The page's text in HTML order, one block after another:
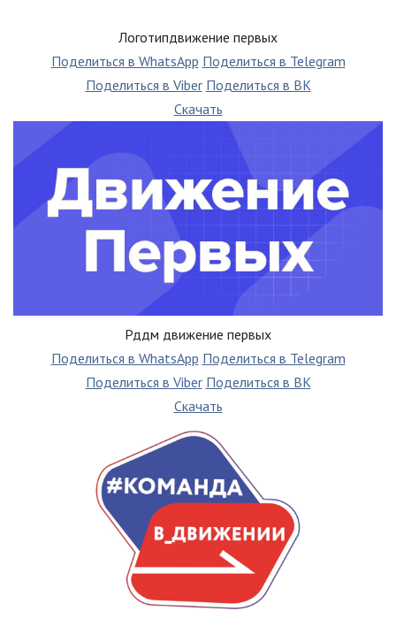
Логотипдвижение первых
Поделиться в WhatsApp Поделиться в Telegram
Поделиться в Viber Поделиться в ВК
Скачать
Рддм движение первых
Поделиться в WhatsApp Поделиться в Telegram
Поделиться в Viber Поделиться в ВК
Скачать